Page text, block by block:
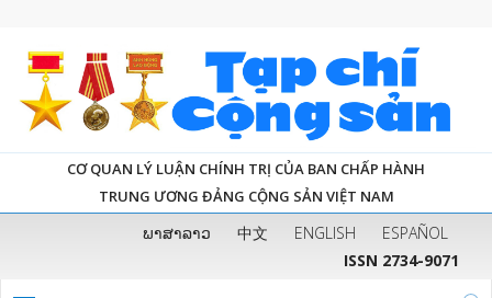
CƠ QUAN LÝ LUẬN CHÍNH TRỊ CỦA BAN CHẤP HÀNH
TRUNG ƯƠNG ĐẢNG CỘNG SẢN VIỆT NAM
ພາສາລາວ 中文 ENGLISH
ESPAÑOL
ISSN 2734-9071